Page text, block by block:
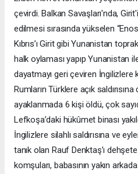
çevirdi. Balkan Savaşları'nda,
edilmesi sırasında yükselen
Kıbrıs’ı Girit gibi Yunanistan
halk oylaması yapıp Yunanistan
dayatmayı geri çeviren İngilizlere
Rumların Türklere açık
ayaklanmada 6 kişi öldü, çok
Lefkoşa’daki hükûmet binası
İngilizlere silahlı saldırısına ve
tanık olan Rauf Denktaş’ı
komşuları, babasının yakın